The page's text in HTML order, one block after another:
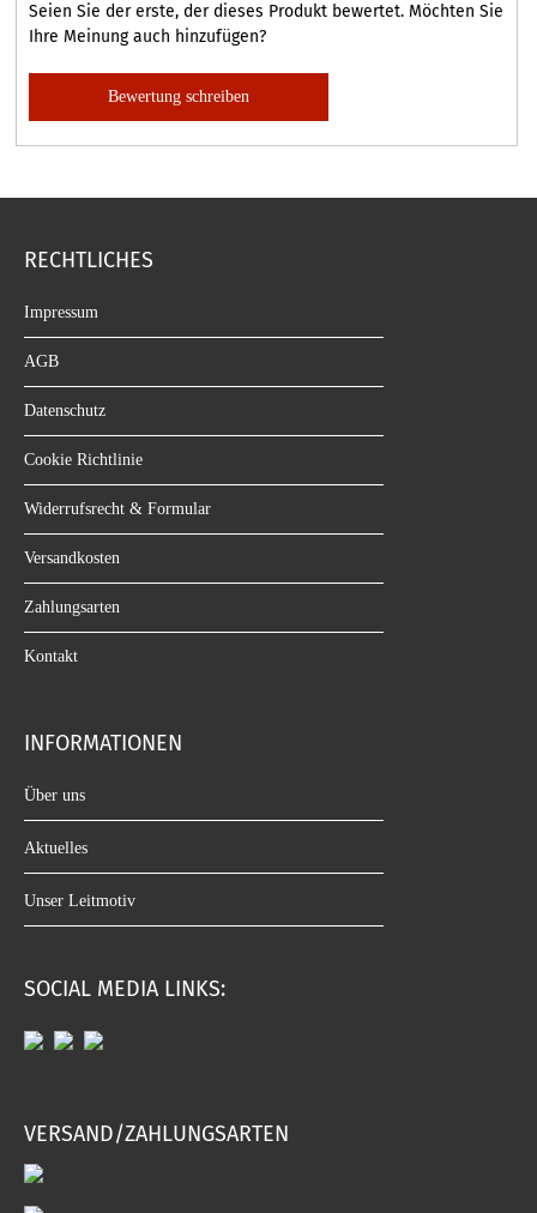
Seien Sie der erste, der dieses Produkt bewertet. Möchten Sie
Ihre Meinung auch hinzufügen?
Bewertung schreiben
RECHTLICHES
Impressum
AGB
Datenschutz
Cookie Richtlinie
Widerrufsrecht & Formular
Versandkosten
Zahlungsarten
Kontakt
INFORMATIONEN
Über uns
Aktuelles
Unser Leitmotiv
SOCIAL MEDIA LINKS:
VERSAND/ZAHLUNGSARTEN